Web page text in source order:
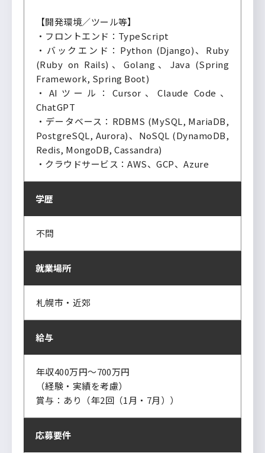
【開発環境／ツール等】
・フロントエンド：TypeScript
・バックエンド：Python (Django)、Ruby
(Ruby on Rails)、Golang、Java (Spring
Framework, Spring Boot)
・AIツール：Cursor、Claude Code、
ChatGPT
・データベース：RDBMS (MySQL, MariaDB,
PostgreSQL, Aurora)、NoSQL (DynamoDB,
Redis, MongoDB, Cassandra)
・クラウドサービス：AWS、GCP、Azure
学歴
不問
就業場所
札幌市・近郊
給与
年収400万円～700万円
（経験・実績を考慮）
賞与：あり（年2回（1月・7月））
応募要件